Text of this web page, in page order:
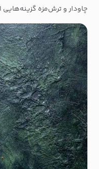
چاودار و ترش‌مزه گزینه‌هایی